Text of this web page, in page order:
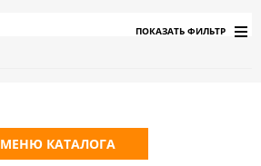
ПОКАЗАТЬ ФИЛЬТР
МЕНЮ КАТАЛОГА